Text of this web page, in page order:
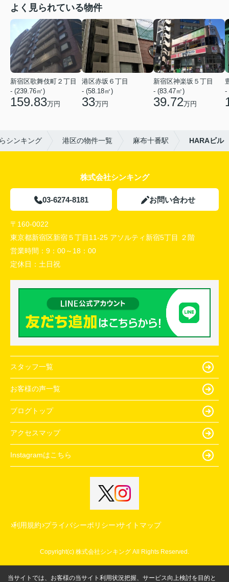
よく見られている物件
新宿区歌舞伎町２丁目
- (239.76㎡)
159.83万円
港区赤坂６丁目
- (58.18㎡)
33万円
新宿区神楽坂５丁目
- (83.47㎡)
39.72万円
-
シンキング 港区の物件一覧 麻布十番駅 HARAビル
株式会社シンキング
03-6274-8181 お問い合わせ
〒160-0022
東京都新宿区新宿５丁目11-25 アソルティ新宿5丁目 ２階
営業時間： 9：00～18：00
定休日： 土日祝
スタッフ一覧
お客様の声一覧
ブログトップ
アクセスマップ
Instagramはこちら
利用規約 プライバシーポリシー サイトマップ
Copyright(c) 株式会社シンキング All Rights Reserved.
当サイトでは、お客様の当サイト利用状況把握、サービス向上検討を目的と